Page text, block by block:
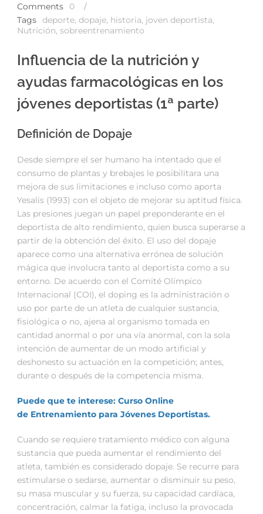
Comments
0
/
Tags deporte, dopaje, historia, joven deportista,
Nutrición, sobreentrenamiento
Influencia de la nutrición y
ayudas farmacológicas en los
jóvenes deportistas (1ª parte)
Definición de Dopaje
Desde siempre el ser humano ha intentado que el
consumo de plantas y brebajes le posibilitara una
mejora de sus limitaciones e incluso como aporta
Yesalis (1993) con el objeto de mejorar su aptitud física.
Las presiones juegan un papel preponderante en el
deportista de alto rendimiento, quien busca superarse a
partir de la obtención del éxito. El uso del dopaje
aparece como una alternativa errónea de solución
mágica que involucra tanto al deportista como a su
entorno. De acuerdo con el Comité Olímpico
Internacional (COI), el doping es la administración o
uso por parte de un atleta de cualquier sustancia,
fisiológica o no, ajena al organismo tomada en
cantidad anormal o por una vía anormal, con la sola
intención de aumentar de un modo artificial y
deshonesto su actuación en la competición; antes,
durante o después de la competencia misma.
Puede que te interese: Curso Online
de Entrenamiento para Jóvenes Deportistas.
Cuando se requiere tratamiento médico con alguna
sustancia que pueda aumentar el rendimiento del
atleta, también es considerado dopaje. Se recurre para
estimularse o sedarse, aumentar o disminuir su peso,
su masa muscular y su fuerza, su capacidad cardíaca,
concentración, calmar la fatiga, incluso la provocada